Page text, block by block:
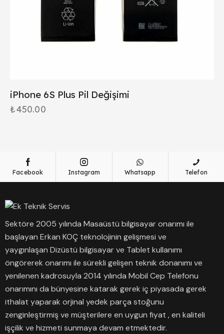
iPhone 6S Plus Pil Değişimi
₺450.00
Facebook Instagram Whatsapp Telefon
Sektöre 2005 yılında Masaüstü bilgisayar onarımı ile
başlayan Erkan KOÇ teknolojinin gelişmesi ve
yaygınlaşan Dizüstü bilgisayar ve Tablet kullanımı
öngörerek onarımı ile sürekli gelişen teknik donanımı ve
yenilenen kadrosuyla 2014 yılında Mobil Cep Telefonu
onarımını da bünyesine katarak gerek iç piyasada gerek
ithalat yaparak orjinal yedek parça stoğunu
zenginleştirmiş ve müşterilere en uygun fiyat , en kaliteli
işçilik ve hizmeti sunmaya devam etmektedir.